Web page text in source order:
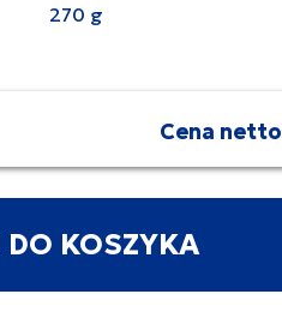
270 g
Cena netto
DO KOSZYKA